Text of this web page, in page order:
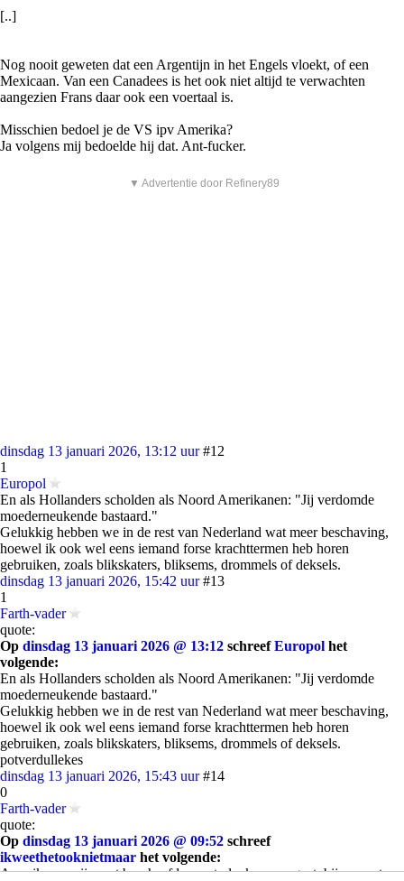
[..]
Nog nooit geweten dat een Argentijn in het Engels vloekt, of een
Mexicaan. Van een Canadees is het ook niet altijd te verwachten
aangezien Frans daar ook een voertaal is.
Misschien bedoel je de VS ipv Amerika?
Ja volgens mij bedoelde hij dat. Ant-fucker.
▼ Advertentie door Refinery89
dinsdag 13 januari 2026, 13:12 uur #12
1
Europol
En als Hollanders scholden als Noord Amerikanen: "Jij verdomde
moederneukende bastaard."
Gelukkig hebben we in de rest van Nederland wat meer beschaving,
hoewel ik ook wel eens iemand forse krachttermen heb horen
gebruiken, zoals blikskaters, bliksems, drommels of deksels.
dinsdag 13 januari 2026, 15:42 uur #13
1
Farth-vader
quote:
Op dinsdag 13 januari 2026 @ 13:12 schreefEuropol het
volgende:
En als Hollanders scholden als Noord Amerikanen: "Jij verdomde
moederneukende bastaard."
Gelukkig hebben we in de rest van Nederland wat meer beschaving,
hoewel ik ook wel eens iemand forse krachttermen heb horen
gebruiken, zoals blikskaters, bliksems, drommels of deksels.
potverdullekes
dinsdag 13 januari 2026, 15:43 uur #14
0
Farth-vader
quote:
Op dinsdag 13 januari 2026 @ 09:52 schreef
ikweethetooknietmaar het volgende:
Amerikanen zijn wat beschaafder, wat vloeken aan gaat, bij een auto-